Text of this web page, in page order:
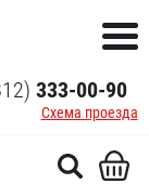
333-00-90
Схема проезда